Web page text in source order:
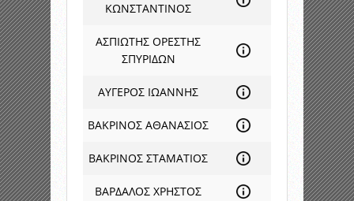
ΚΩΝΣΤΑΝΤΙΝΟΣ
ΑΣΠΙΩΤΗΣ ΟΡΕΣΤΗΣ
ΣΠΥΡΙΔΩΝ
ΑΥΓΕΡΟΣ ΙΩΑΝΝΗΣ
ΒΑΚΡΙΝΟΣ ΑΘΑΝΑΣΙΟΣ
ΒΑΚΡΙΝΟΣ ΣΤΑΜΑΤΙΟΣ
ΒΑΡΔΑΛΟΣ ΧΡΗΣΤΟΣ